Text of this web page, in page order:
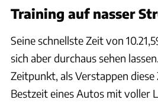
Training auf nasser
Seine schnellste Zeit von
sich aber durchaus sehen
Zeitpunkt, als Verstappen
Bestzeit eines Autos mit voller